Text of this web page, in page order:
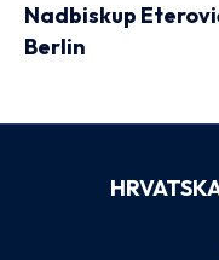
Nadbiskup
Berlin